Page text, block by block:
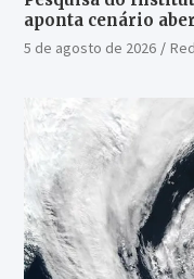
aponta cenário
5 de agosto de 2026